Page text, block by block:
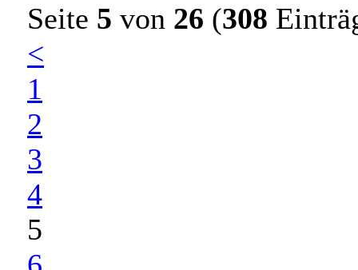
Seite 5 von 26 (308
<
1
2
3
4
5